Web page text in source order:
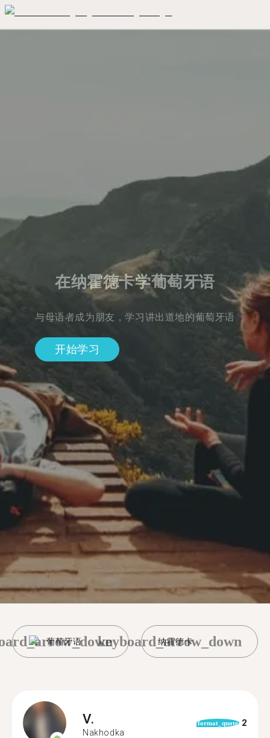
在纳霍德卡学葡萄牙语
与母语者成为朋友，学习讲出道地的葡萄牙语
开始学习
葡萄牙语 纳霍德卡
keyboard_arrow_down
V.
Nakhodka
format_quote 2